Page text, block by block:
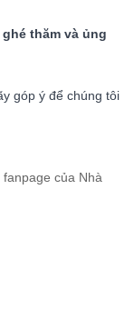
thăm và ủng
góp ý để chúng tôi
của Nhà